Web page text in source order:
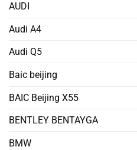
AUDI
Audi A4
Audi Q5
Baic beijing
BAIC Beijing X55
BENTLEY BENTAYGA
BMW